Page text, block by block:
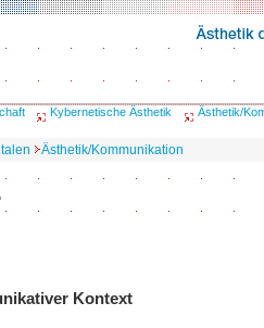
Kybernetische Ästhetik Ästhetik/
Ästhetik/Kommunikation
Kontext